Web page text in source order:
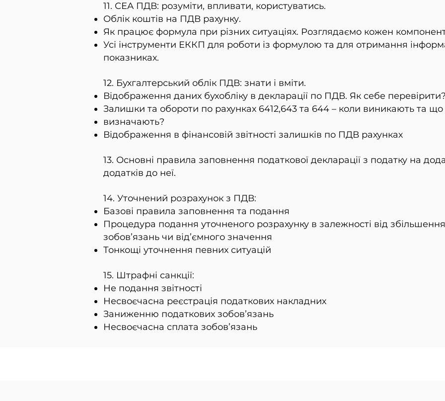
11. СЕА ПДВ: розуміти, впливати, користуватись.
Облік коштів на ПДВ рахунку.
Як працює формула при різних ситуаціях. Розглядаємо кожен
Усі інструменти ЕККП для роботи із формулою та для отримання
показниках.
12. Бухгалтерський облік ПДВ: знати і вміти.
Відображення даних бухобліку в декларації по ПДВ. Як себе перевірити?
Залишки та обороти по рахунках 6412,643 та 644 – коли виникають та що
визначають?
Відображення в фінансовій звітності залишків по ПДВ рахунках
13. Основні правила заповнення податкової декларації з податку на
додатків до неї.
14. Уточнений розрахунок з ПДВ:
Базові правила заповнення та подання
Процедура подання уточненого розрахунку в залежності від
зобов’язань чи від’ємного значення
Тонкощі уточнення певних ситуацій
15. Штрафні санкції:
Не подання звітності
Несвоєчасна реєстрація податкових накладних
Заниженню податкових зобов’язань
Несвоєчасна сплата зобов’язань